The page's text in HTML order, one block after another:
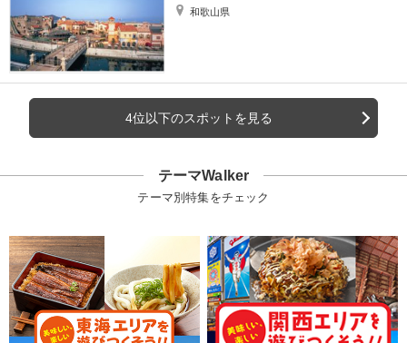
和歌山県
4位以下のスポットを見る
テーマWalker
テーマ別特集をチェック